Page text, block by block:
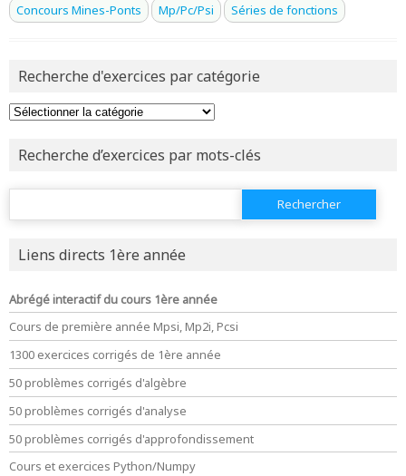
avoirune souscription active sur mathprepa
revenir àla page d'accueil
ou testerla page d'extraits libres
ou consulterle plan du site
Concours Mines-Ponts Mp/Pc/Psi Séries de fonctions
Recherche d'exercices par catégorie
Recherche d’exercices par mots-clés
Rechercher :
Liens directs 1ère année
Abrégé interactif du cours 1ère année
Cours de première année Mpsi, Mp2i, Pcsi
1300 exercices corrigés de 1ère année
50 problèmes corrigés d'algèbre
50 problèmes corrigés d'analyse
50 problèmes corrigés d'approfondissement
Cours et exercices Python/Numpy